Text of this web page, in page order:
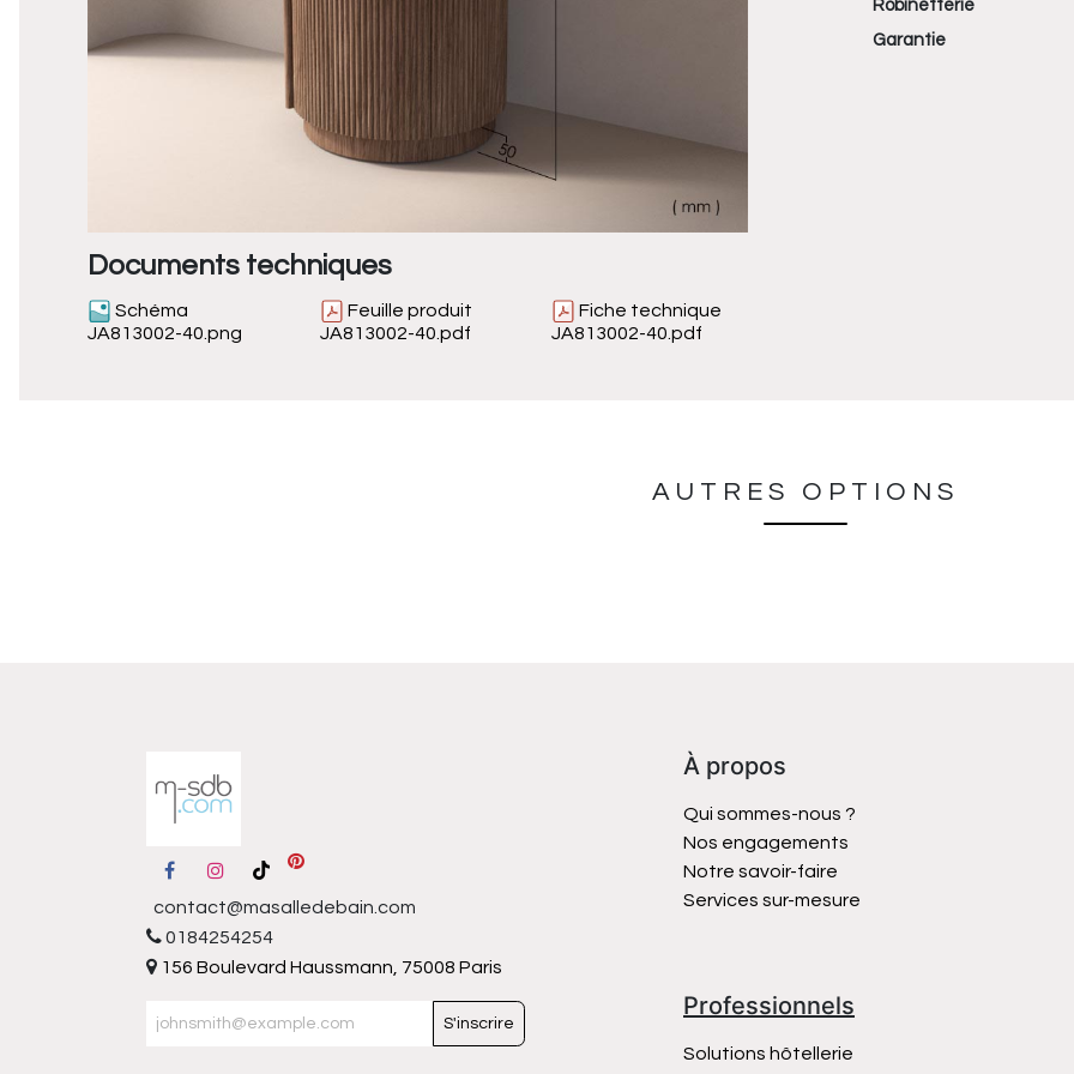
Documents techniques
Schéma
JA813002-40.png
Feuille produit
JA813002-40.pdf
Fiche technique
JA813002-40.pdf
Robinetterie
Garantie
AUTRES OPTIONS
contact@masalledebain.com
0184254254
156 Boulevard Haussmann, 75008 Paris
S'inscrire
Professionnels
Solutions hôtellerie
À propos
Qui sommes-nous ?
Nos engagements
Notre savoir-faire
Services sur-mesure